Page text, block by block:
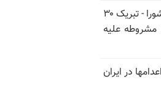
شورای ملی مقاومت ایران - مسئول شورا - تبریک ۳۰
مشروطه علیه
در ایران